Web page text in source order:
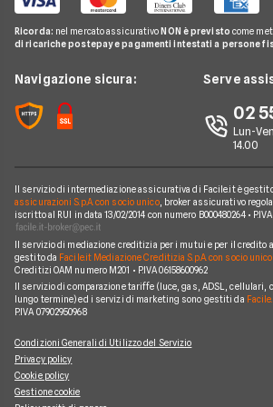
Pay TV
Noleggio Lungo Termine
News
Chi siamo
Perché scegliere Facile.it
Mappa del sito
Passa a Ho
Offerte SIM solo dati
Offerte Fastweb Mobile
Offerte PosteMobile
Offerte Iliad
Offerte Ho Mobile
Offerte Very Mobile
Offerte Coop Voce
Compagnie Telefoniche
Notizie Telefonia
Argomenti in evidenza Telefonia
Cambiare operatore telefonico
Ricorda: nel mercato assicurativoNON è previsto come
di ricariche postepay e pagamenti intestati a persone
Navigazione sicura: Serve
02
Lun-
14.00
Il servizio di intermediazione assicurativa di Facile.it è
assicurazioni S.p.A. con socio unico, broker assicurativo
iscritto al RUI in data 13/02/2014 con numero B000480264 • P.IVA
Il servizio di mediazione creditizia per i mutui e per il credito
gestito da Facile.it Mediazione Creditizia S.p.A. con socio unico
Creditizi OAM numero M201 • P.IVA 06158600962
Il servizio di comparazione tariffe (luce, gas, ADSL, cellulari,
lungo termine) ed i servizi di marketing sono gestiti da
P.IVA 07902950968
Condizioni Generali di Utilizzo del Servizio
Privacy policy
Cookie policy
Gestione cookie